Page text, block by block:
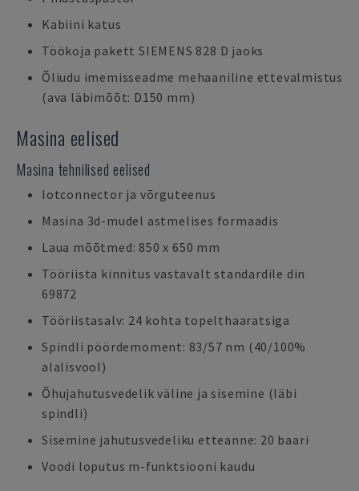
Kabiini katus
Töökoja pakett SIEMENS 828 D jaoks
Õliudu imemisseadme mehaaniline ettevalmistus
(ava läbimõõt: D150 mm)
Masina eelised
Masina tehnilised eelised
Iotconnector ja võrguteenus
Masina 3d-mudel astmelises formaadis
Laua mõõtmed: 850 x 650 mm
Tööriista kinnitus vastavalt standardile din
69872
Tööriistasalv: 24 kohta topelthaaratsiga
Spindli pöördemoment: 83/57 nm (40/100%
alalisvool)
Õhujahutusvedelik väline ja sisemine (läbi
spindli)
Sisemine jahutusvedeliku etteanne: 20 baari
Voodi loputus m-funktsiooni kaudu